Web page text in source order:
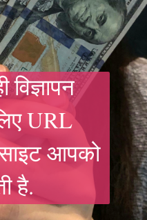
URL
आपको
है.